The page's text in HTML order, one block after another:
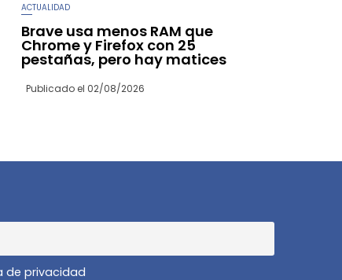
ACTUALIDAD
Brave usa menos RAM que
Chrome y Firefox con 25
pestañas, pero hay matices
Publicado el 02/08/2026
de privacidad